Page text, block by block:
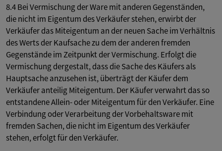
8.4 Bei Vermischung der Ware mit anderen Gegenständen,
die nicht im Eigentum des Verkäufer stehen, erwirbt der
Verkäufer das Miteigentum an der neuen Sache im Verhältnis
des Werts der Kaufsache zu dem der anderen fremden
Gegenstände im Zeitpunkt der Vermischung. Erfolgt die
Vermischung dergestalt, dass die Sache des Käufers als
Hauptsache anzusehen ist, überträgt der Käufer dem
Verkäufer anteilig Miteigentum. Der Käufer verwahrt das so
entstandene Allein- oder Miteigentum für den Verkäufer. Eine
Verbindung oder Verarbeitung der Vorbehaltsware mit
fremden Sachen, die nicht im Eigentum des Verkäufer
stehen, erfolgt für den Verkäufer.